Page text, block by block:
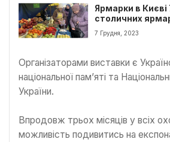
Ярмарки в
столичних
7 Грудня, 2023
Організаторами виставки є
національної пам’яті та
України.
Впродовж трьох місяців у всіх
можливість подивитись на